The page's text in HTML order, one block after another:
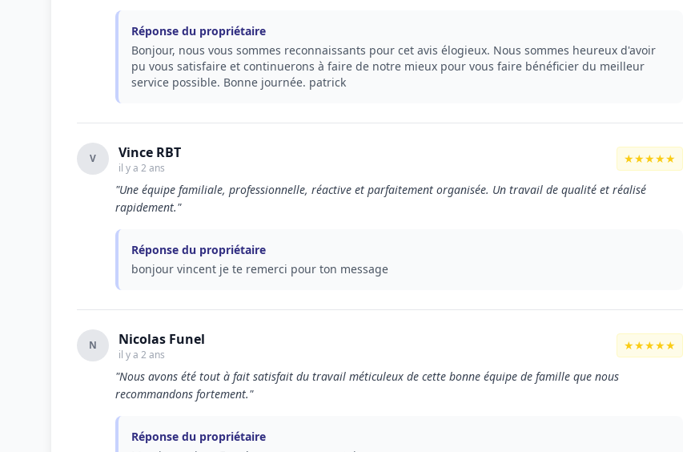
Réponse du propriétaire
Bonjour, nous vous sommes reconnaissants pour cet avis élogieux. Nous sommes heureux d'avoir
pu vous satisfaire et continuerons à faire de notre mieux pour vous faire bénéficier du meilleur
service possible. Bonne journée. patrick
V Vince RBT
il y a 2 ans
★★★★★
"Une équipe familiale, professionnelle, réactive et parfaitement organisée. Un travail de qualité et réalisé
rapidement."
Réponse du propriétaire
bonjour vincent je te remerci pour ton message
N Nicolas Funel
il y a 2 ans
★★★★★
"Nous avons été tout à fait satisfait du travail méticuleux de cette bonne équipe de famille que nous
recommandons fortement."
Réponse du propriétaire